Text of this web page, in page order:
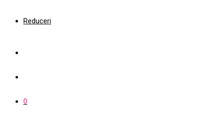
Reduceri
0